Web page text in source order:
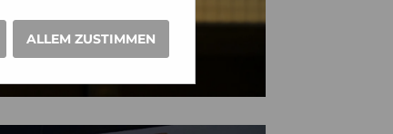
ALLEM ZUSTIMMEN